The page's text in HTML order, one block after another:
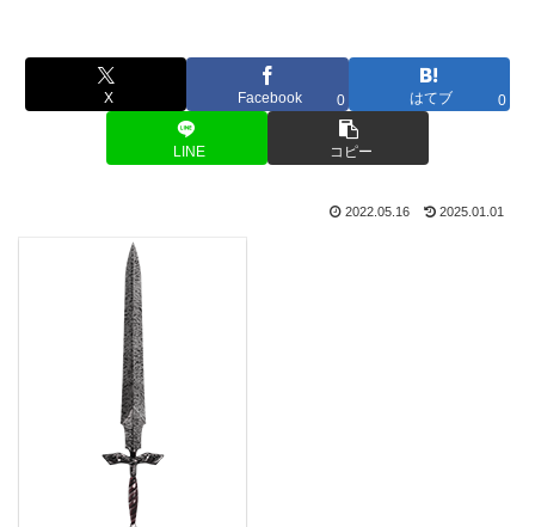
X Facebook 0 はてブ 0
LINE コピー
2022.05.16 2025.01.01